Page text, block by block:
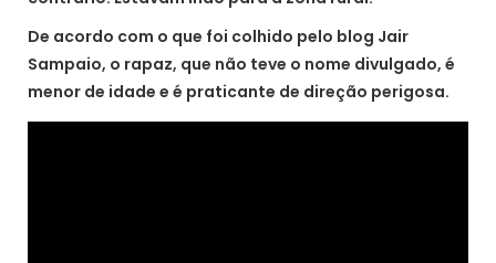
De acordo com o que foi colhido pelo blog Jair
Sampaio, o rapaz, que não teve o nome divulgado, é
menor de idade e é praticante de direção perigosa.